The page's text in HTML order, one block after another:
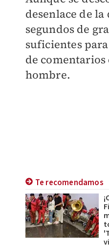
desenlace de
segundos de
suficientes
de
hombre.
Te recomendamos